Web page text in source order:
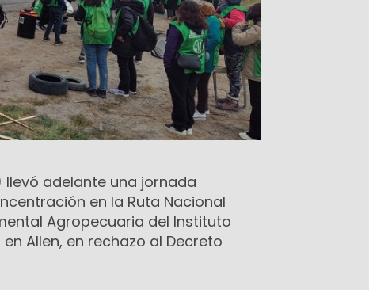
llevó adelante una jornada
en la Ruta Nacional
Agropecuaria del Instituto
Allen, en rechazo al Decreto